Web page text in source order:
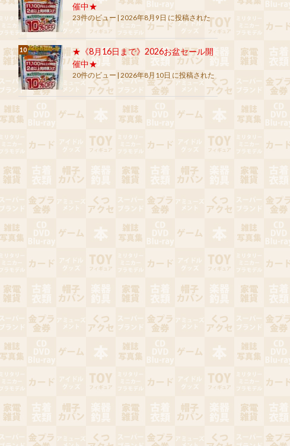
催中★
23件のビュー | 2026年8月9日 に投稿された
★《8月16日まで》2026お盆セール開
催中★
20件のビュー 2026年8月10日 に投稿された